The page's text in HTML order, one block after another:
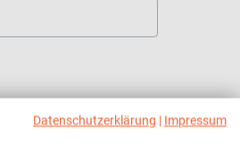
Datenschutzerklärung | Impressum